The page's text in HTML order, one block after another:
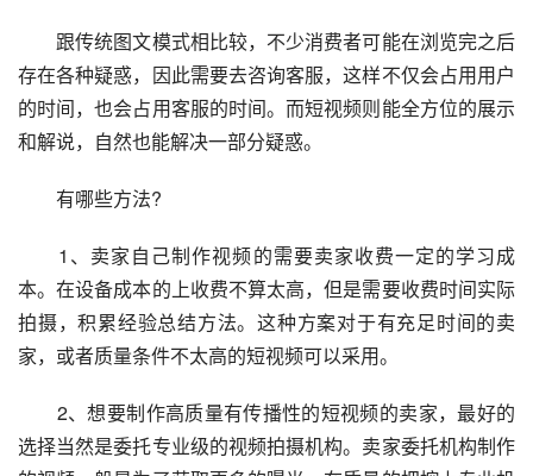
跟传统图文模式相比较，不少消费者可能在浏览完之后
存在各种疑惑，因此需要去咨询客服，这样不仅会占用用户
的时间，也会占用客服的时间。而短视频则能全方位的展示
和解说，自然也能解决一部分疑惑。
有哪些方法?
1、卖家自己制作视频的需要卖家收费一定的学习成
本。在设备成本的上收费不算太高，但是需要收费时间实际
拍摄，积累经验总结方法。这种方案对于有充足时间的卖
家，或者质量条件不太高的短视频可以采用。
2、想要制作高质量有传播性的短视频的卖家，最好的
选择当然是委托专业级的视频拍摄机构。卖家委托机构制作